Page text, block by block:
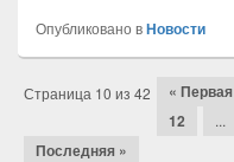
Опубликовано вНовости
Навигация
статьям
Страница 10 из 42 « Первая
12
...
Последняя »